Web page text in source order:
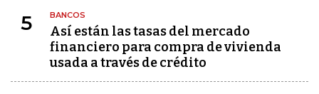
5 BANCOS
Así están las tasas del mercado
financiero para compra de vivienda
usada a través de crédito